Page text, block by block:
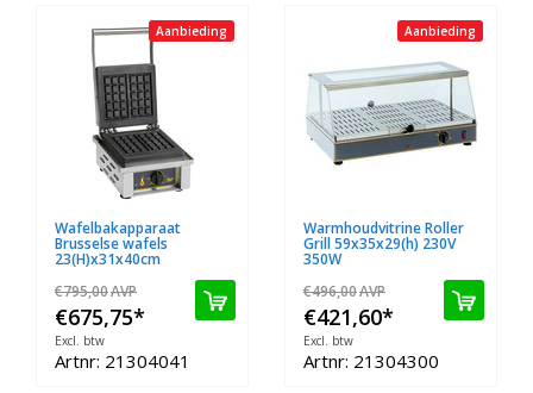
Aanbieding
Wafelbakapparaat
Brusselse wafels
23(H)x31x40cm
€795,00AVP
€675,75*
Excl. btw
Artnr: 21304041
Aanbieding
Warmhoudvitrine Roller
Grill 59x35x29(h) 230V
350W
€496,00AVP
€421,60*
Excl. btw
Artnr: 21304300